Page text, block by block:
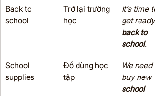
Back to
school
Trở lại trường
học
It’s time to
get ready
back to
school.
School
supplies
Đồ dùng học
tập
We need
buy new
school